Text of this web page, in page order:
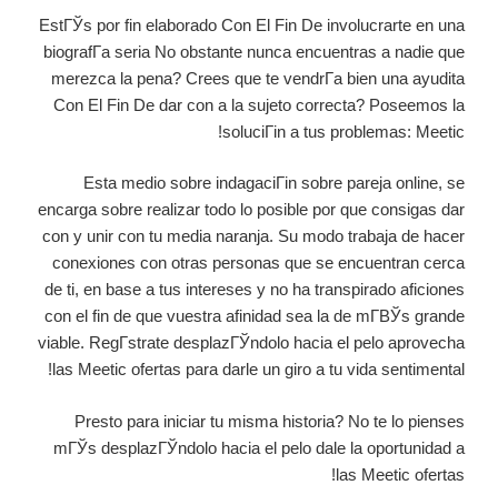
EstГЎs por fin elaborado Con El Fin De involucrarte en una
biografГ­a seria No obstante nunca encuentras a nadie que
merezca la pena? Crees que te vendrГ­a bien una ayudita
Con El Fin De dar con a la sujeto correcta? Poseemos la
soluciГіn a tus problemas: Meetic!
Esta medio sobre indagaciГіn sobre pareja online, se
encarga sobre realizar todo lo posible por que consigas dar
con y unir con tu media naranja. Su modo trabaja de hacer
conexiones con otras personas que se encuentran cerca
de ti, en base a tus intereses y no ha transpirado aficiones
con el fin de que vuestra afinidad sea la de mГ­ВЎs grande
viable. RegГ­strate desplazГЎndolo hacia el pelo aprovecha
las Meetic ofertas para darle un giro a tu vida sentimental!
Presto para iniciar tu misma historia? No te lo pienses
mГЎs desplazГЎndolo hacia el pelo dale la oportunidad a
las Meetic ofertas!